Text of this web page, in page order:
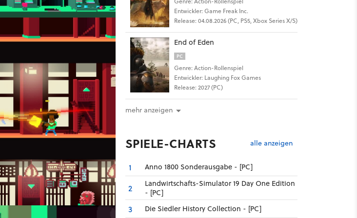
Entwickler: Game Freak Inc.
Release: 04.08.2026 (PC, PS5, Xbox Series X/S)
End of Eden
PC
Genre: Action-Rollenspiel
Entwickler: Laughing Fox Games
Release: 2027 (PC)
mehr anzeigen
SPIELE-CHARTS alle anzeigen
1 Anno 1800 Sonderausgabe - [PC]
2
Landwirtschafts-Simulator 19 Day One Edition
- [PC]
3 Die Siedler History Collection - [PC]